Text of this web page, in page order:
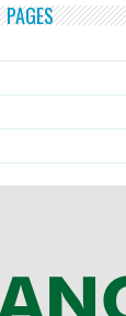
PAGES